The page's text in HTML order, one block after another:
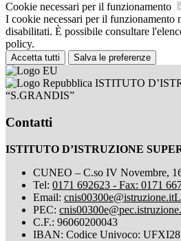
Cookie necessari per il funzionamento
I cookie necessari per il funzionamento
disabilitati. È possibile consultare
policy.
Accetta tutti Salva le preferenze
ISTITUTO
“S.GRANDIS”
Contatti
ISTITUTO D’ISTRUZIONE
CUNEO – C.so IV Novembre,
Tel: 0171 692623 - Fax: 0171
Email: cnis00300e@istruzione.it
PEC:
C.F.: 96060200043
IBAN: Codice Univoco: UFXI28